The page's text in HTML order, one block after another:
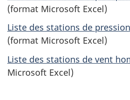
(format Microsoft Excel)
Liste des stations de
(format Microsoft Excel)
Liste des stations de vent
Microsoft Excel)